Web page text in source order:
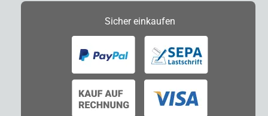
Sichereinkaufen